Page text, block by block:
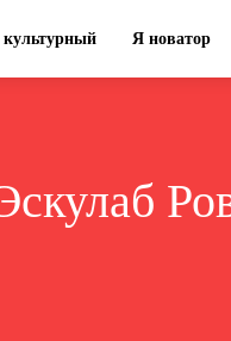
Я новатор